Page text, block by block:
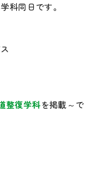
科同日です。
整復学科を掲載～で